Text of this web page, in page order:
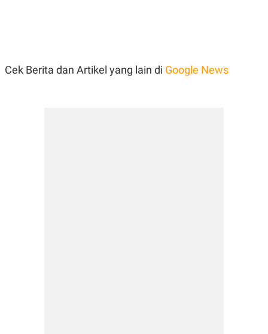
Cek Berita dan Artikel yang lain di Google News